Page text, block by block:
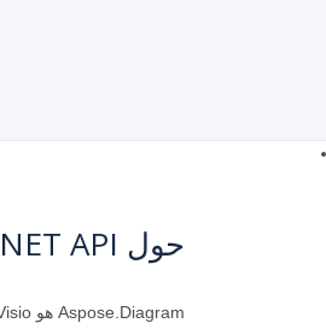
حول Aspose.Diagram for .NET API